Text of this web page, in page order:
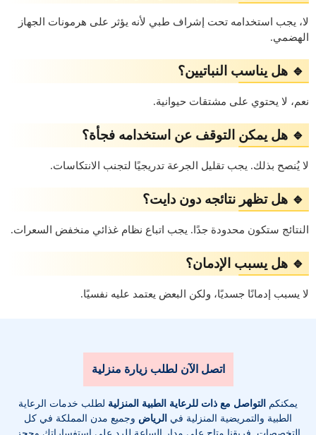
لا، يجب استخدامه تحت إشراف طبي لأنه يؤثر على هرمونات الجهاز
الهضمي.
🔹 هل يناسب النباتيين؟
نعم، لا يحتوي على مشتقات حيوانية.
🔹 هل يمكن التوقف عن استخدامه فجأة؟
لا يُنصح بذلك. يجب تقليل الجرعة تدريجيًا لتجنب الانتكاسات.
🔹 هل تظهر نتائجه دون دايت؟
النتائج ستكون محدودة جدًا. يجب اتباع نظام غذائي منخفض السعرات.
🔹 هل يسبب الإدمان؟
لا يسبب إدمانًا جسديًا، ولكن البعض يعتمد عليه نفسيًا.
اتصل الآن لطلب زيارة منزلية
يمكنكم التواصل مع ذات للرعاية الطبية المنزلية لطلب خدمات الرعاية
الطبية والتمريضية المنزلية في الرياض وجميع مدن المملكة في كل